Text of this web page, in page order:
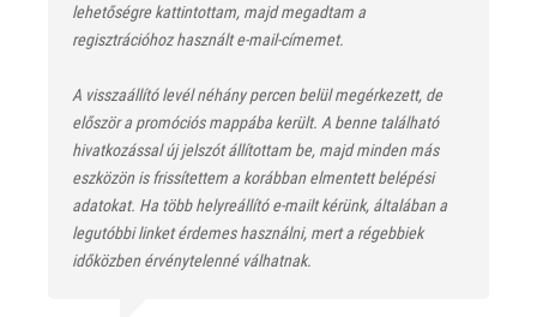
lehetőségre kattintottam, majd megadtam a
regisztrációhoz használt e-mail-címemet.
A visszaállító levél néhány percen belül megérkezett, de
először a promóciós mappába került. A benne található
hivatkozással új jelszót állítottam be, majd minden más
eszközön is frissítettem a korábban elmentett belépési
adatokat. Ha több helyreállító e-mailt kérünk, általában a
legutóbbi linket érdemes használni, mert a régebbiek
időközben érvénytelenné válhatnak.